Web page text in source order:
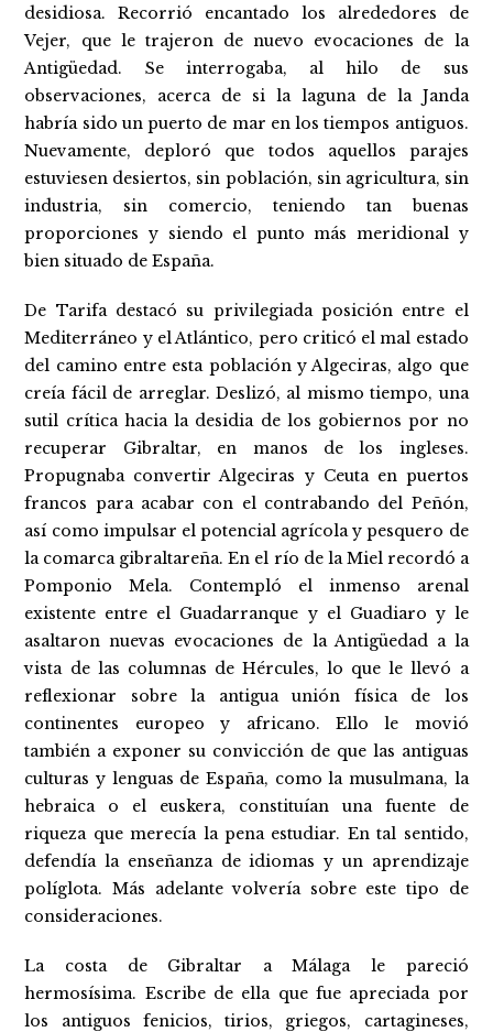
desidiosa. Recorrió encantado los alrededores de
Vejer, que le trajeron de nuevo evocaciones de la
Antigüedad. Se interrogaba, al hilo de sus
observaciones, acerca de si la laguna de la Janda
habría sido un puerto de mar en los tiempos antiguos.
Nuevamente, deploró que todos aquellos parajes
estuviesen desiertos, sin población, sin agricultura, sin
industria, sin comercio, teniendo tan buenas
proporciones y siendo el punto más meridional y
bien situado de España.
De Tarifa destacó su privilegiada posición entre el
Mediterráneo y el Atlántico, pero criticó el mal estado
del camino entre esta población y Algeciras, algo que
creía fácil de arreglar. Deslizó, al mismo tiempo, una
sutil crítica hacia la desidia de los gobiernos por no
recuperar Gibraltar, en manos de los ingleses.
Propugnaba convertir Algeciras y Ceuta en puertos
francos para acabar con el contrabando del Peñón,
así como impulsar el potencial agrícola y pesquero de
la comarca gibraltareña. En el río de la Miel recordó a
Pomponio Mela. Contempló el inmenso arenal
existente entre el Guadarranque y el Guadiaro y le
asaltaron nuevas evocaciones de la Antigüedad a la
vista de las columnas de Hércules, lo que le llevó a
reflexionar sobre la antigua unión física de los
continentes europeo y africano. Ello le movió
también a exponer su convicción de que las antiguas
culturas y lenguas de España, como la musulmana, la
hebraica o el euskera, constituían una fuente de
riqueza que merecía la pena estudiar. En tal sentido,
defendía la enseñanza de idiomas y un aprendizaje
políglota. Más adelante volvería sobre este tipo de
consideraciones.
La costa de Gibraltar a Málaga le pareció
hermosísima. Escribe de ella que fue apreciada por
los antiguos fenicios, tirios, griegos, cartagineses,